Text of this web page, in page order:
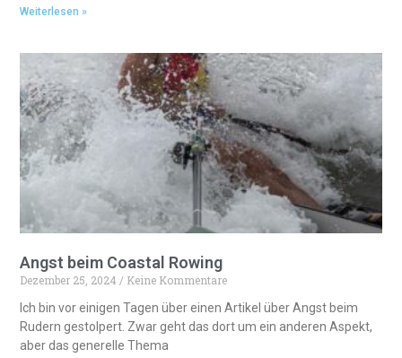
Weiterlesen »
Angst beim Coastal Rowing
Dezember 25, 2024 Keine Kommentare
Ich bin vor einigen Tagen über einen Artikel über Angst beim
Rudern gestolpert. Zwar geht das dort um ein anderen Aspekt,
aber das generelle Thema